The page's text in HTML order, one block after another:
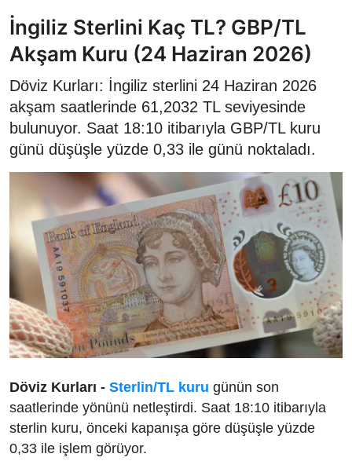
İngiliz Sterlini Kaç TL? GBP/TL
Akşam Kuru (24 Haziran 2026)
Döviz Kurları: İngiliz sterlini 24 Haziran 2026
akşam saatlerinde 61,2032 TL seviyesinde
bulunuyor. Saat 18:10 itibarıyla GBP/TL kuru
günü düşüşle yüzde 0,33 ile günü noktaladı.
Döviz Kurları - Sterlin/TL kuru günün son
saatlerinde yönünü netleştirdi. Saat 18:10 itibarıyla
sterlin kuru, önceki kapanışa göre düşüşle yüzde
0,33 ile işlem görüyor.